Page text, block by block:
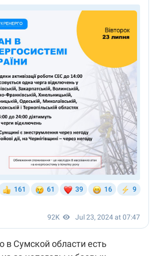
в Сумской области есть